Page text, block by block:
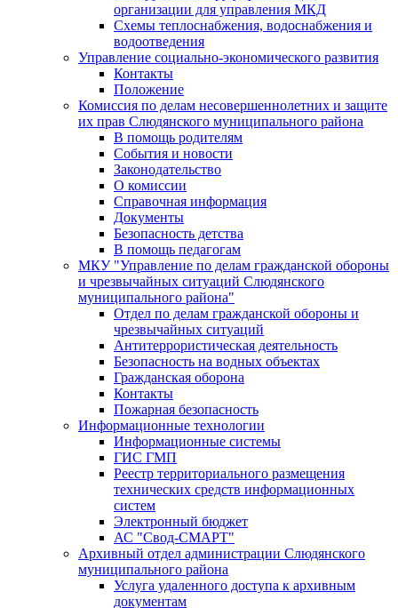
организации для управления МКД
Схемы теплоснабжения, водоснабжения и
водоотведения
Управление социально-экономического развития
Контакты
Положение
Комиссия по делам несовершеннолетних и защите
их прав Слюдянского муниципального района
В помощь родителям
События и новости
Законодательство
О комиссии
Справочная информация
Документы
Безопасность детства
В помощь педагогам
МКУ "Управление по делам гражданской обороны
и чрезвычайных ситуаций Слюдянского
муниципального района"
Отдел по делам гражданской обороны и
чрезвычайных ситуаций
Антитеррористическая деятельность
Безопасность на водных объектах
Гражданская оборона
Контакты
Пожарная безопасность
Информационные технологии
Информационные системы
ГИС ГМП
Реестр территориального размещения
технических средств информационных
систем
Электронный бюджет
АС "Свод-СМАРТ"
Архивный отдел администрации Слюдянского
муниципального района
Услуга удаленного доступа к архивным
документам